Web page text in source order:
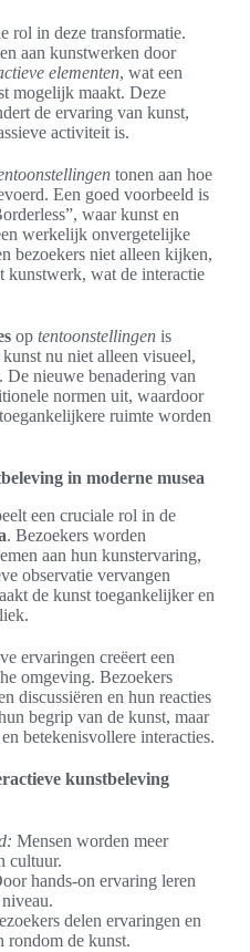
rol in deze transformatie.
aan kunstwerken door
elementen, wat een
mogelijk maakt. Deze
de ervaring van kunst,
activiteit is.
tonen aan hoe
Een goed voorbeeld is
waar kunst en
werkelijk onvergetelijke
bezoekers niet alleen kijken,
kunstwerk, wat de interactie
op tentoonstellingen is
nu niet alleen visueel,
De nieuwe benadering van
normen uit, waardoor
ruimte worden
in moderne musea
een cruciale rol in de
. Bezoekers worden
aan hun kunstervaring,
observatie vervangen
de kunst toegankelijker en
ervaringen creëert een
omgeving. Bezoekers
discussiëren en hun reacties
begrip van de kunst, maar
betekenisvollere interacties.
kunstbeleving
Mensen worden meer
cultuur.
hands-on ervaring leren
delen ervaringen en
rondom de kunst.